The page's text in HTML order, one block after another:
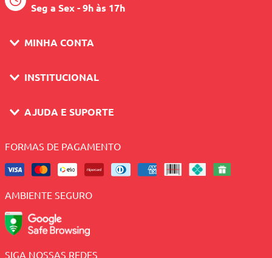
Seg a Sex - 9h às 17h
MINHA CONTA
INSTITUCIONAL
AJUDA E SUPORTE
FORMAS DE PAGAMENTO
AMBIENTE SEGURO
SIGA NOSSAS REDES